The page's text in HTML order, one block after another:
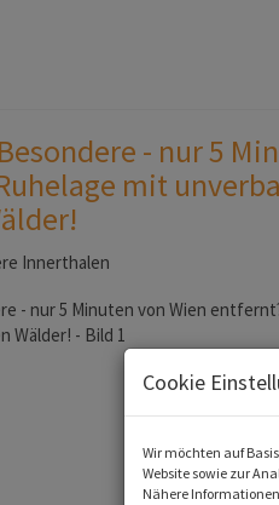
- nur 5
mit
Innerthalen
Cookie
Wir möchten auf
Website sowie zur
Nähere